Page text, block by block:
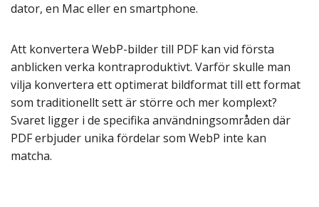
dator, en Mac eller en smartphone.
Att konvertera WebP-bilder till PDF kan vid första
anblicken verka kontraproduktivt. Varför skulle man
vilja konvertera ett optimerat bildformat till ett format
som traditionellt sett är större och mer komplext?
Svaret ligger i de specifika användningsområden där
PDF erbjuder unika fördelar som WebP inte kan
matcha.